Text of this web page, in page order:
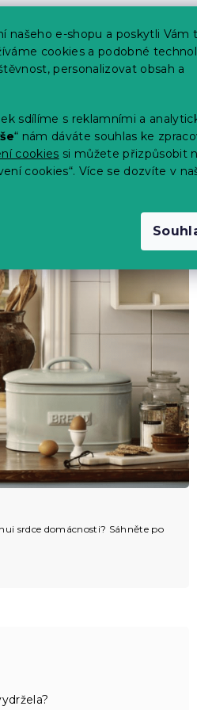
našeho e-shopu a poskytli Vám
cookies a podobné
personalizovat obsah a
sdílíme s reklamními a
“ nám dáváte souhlas ke
cookies si můžete přizpůsobit
cookies“. Více se dozvíte v
srdce domácnosti? Sáhněte po